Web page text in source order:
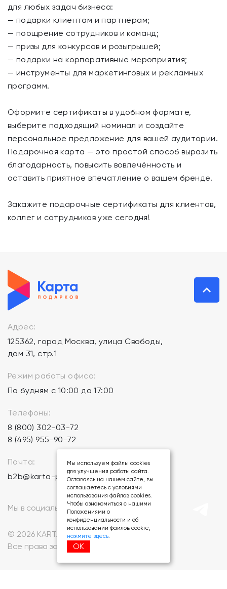
для любых задач бизнеса:
— подарки клиентам и партнёрам;
— поощрение сотрудников и команд;
— призы для конкурсов и розыгрышей;
— подарки на корпоративные мероприятия;
— инструменты для маркетинговых и рекламных
программ.
Оформите сертификаты в удобном формате,
выберите подходящий номинал и создайте
персональное предложение для вашей аудитории.
Подарочная карта — это простой способ выразить
благодарность, повысить вовлечённость и
оставить приятное впечатление о вашем бренде.
Закажите подарочные сертификаты для клиентов,
коллег и сотрудников уже сегодня!
Адрес:
125362, город Москва, улица Свободы,
дом 31, стр.1
Режим работы офиса:
По будням с 10:00 до 17:00
Телефоны:
8 (800) 302-03-72
8 (495) 955-90-72
Почта:
b2b@karta-podarkov.ru
© 2026 KARTA-PODARKOV.RU.
Все права защищены.
Мы в социальных сетях:
Мы используем файлы cookies
для улучшения работы сайта.
Оставаясь на нашем сайте, вы
соглашаетесь с условиями
использования файлов cookies.
Чтобы ознакомиться с нашими
Положениями о
конфиденциальности и об
использовании файлов cookie,
нажмите здесь.
ОК